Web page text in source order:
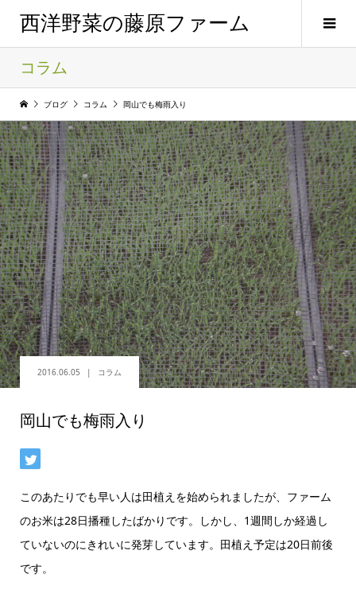
西洋野菜の藤原ファーム
コラム
ブログ コラム 岡山でも梅雨入り
2016.06.05 コラム
岡山でも梅雨入り
このあたりでも早い人は田植えを始められましたが、ファーム
のお米は28日播種したばかりです。しかし、1週間しか経過し
ていないのにきれいに発芽しています。田植え予定は20日前後
です。